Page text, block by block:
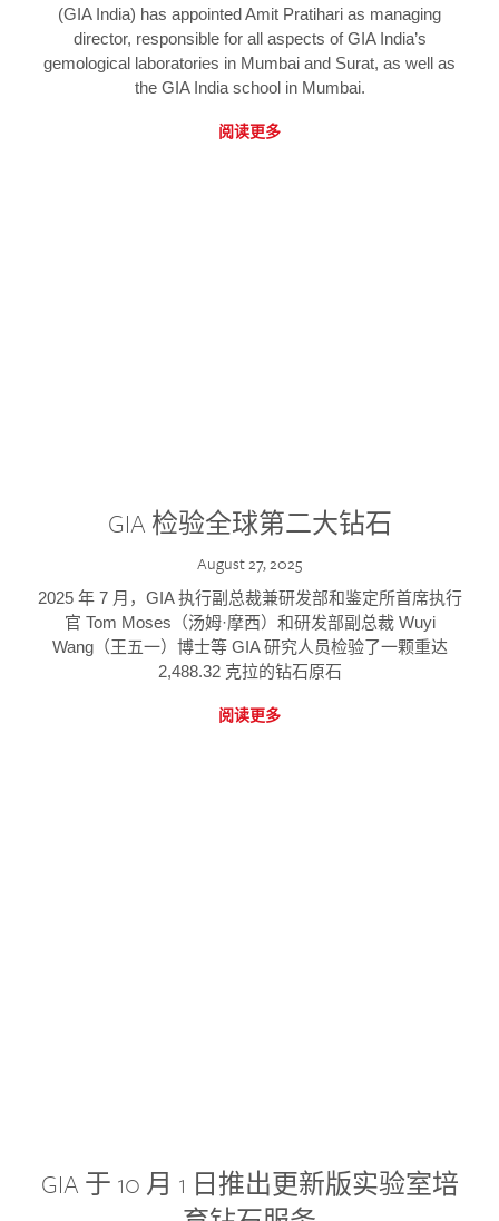
(GIA India) has appointed Amit Pratihari as managing
director, responsible for all aspects of GIA India’s
gemological laboratories in Mumbai and Surat, as well as
the GIA India school in Mumbai.
阅读更多
GIA 检验全球第二大钻石
August 27, 2025
2025 年 7 月，GIA 执行副总裁兼研发部和鉴定所首席执行
官 Tom Moses（汤姆·摩西）和研发部副总裁 Wuyi
Wang（王五一）博士等 GIA 研究人员检验了一颗重达
2,488.32 克拉的钻石原石
阅读更多
GIA 于 10 月 1 日推出更新版实验室培